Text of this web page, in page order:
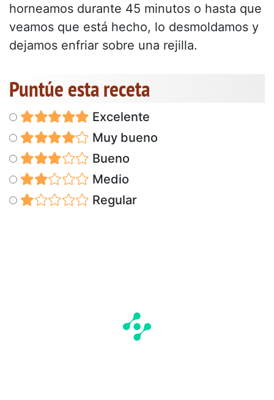
horneamos durante 45 minutos o hasta que
veamos que está hecho, lo desmoldamos y
dejamos enfriar sobre una rejilla.
Puntúe esta receta
Excelente
Muy bueno
Bueno
Medio
Regular